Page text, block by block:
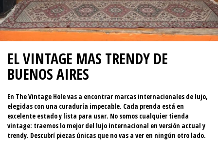
EL VINTAGE MAS TRENDY DE
BUENOS AIRES
En The Vintage Hole vas a encontrar marcas internacionales de lujo,
elegidas con una curaduría impecable. Cada prenda está en
excelente estado y lista para usar. No somos cualquier tienda
vintage: traemos lo mejor del lujo internacional en versión actual y
trendy. Descubrí piezas únicas que no vas a ver en ningún otro lado.